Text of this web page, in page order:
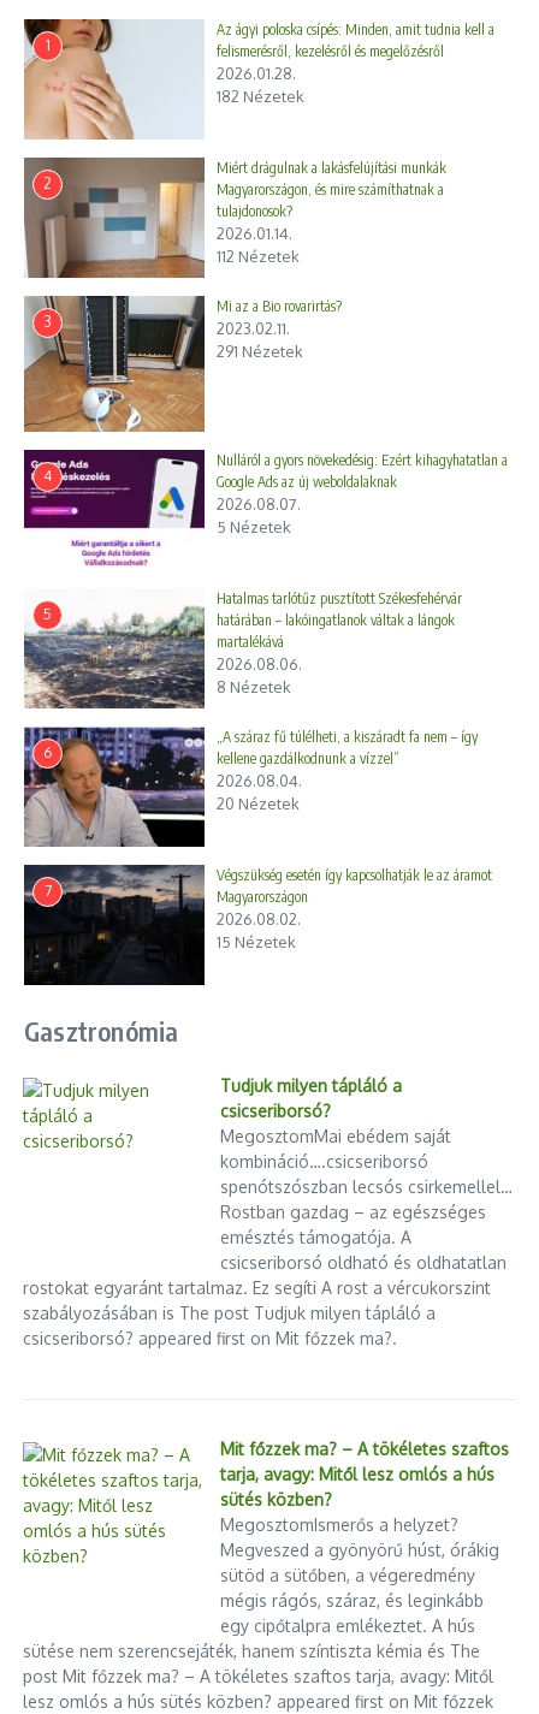
1
Az ágyi poloska csípés: Minden, amit tudnia kell a
felismerésről, kezelésről és megelőzésről
2026.01.28.
182 Nézetek
2
Miért drágulnak a lakásfelújítási munkák
Magyarországon, és mire számíthatnak a
tulajdonosok?
2026.01.14.
112 Nézetek
3
Mi az a Bio rovarirtás?
2023.02.11.
291 Nézetek
4
Nulláról a gyors növekedésig: Ezért kihagyhatatlan a
Google Ads az új weboldalaknak
2026.08.07.
5 Nézetek
5
Hatalmas tarlótűz pusztított Székesfehérvár
határában – lakóingatlanok váltak a lángok
martalékává
2026.08.06.
8 Nézetek
6
„A száraz fű túlélheti, a kiszáradt fa nem – így
kellene gazdálkodnunk a vízzel”
2026.08.04.
20 Nézetek
7
Végszükség esetén így kapcsolhatják le az áramot
Magyarországon
2026.08.02.
15 Nézetek
Gasztronómia
Tudjuk milyen tápláló a
csicseriborsó?
MegosztomMai ebédem saját
kombináció….csicseriborsó
spenótszószban lecsós csirkemellel…
Rostban gazdag – az egészséges
emésztés támogatója. A
csicseriborsó oldható és oldhatatlan
rostokat egyaránt tartalmaz. Ez segíti A rost a vércukorszint
szabályozásában is The post Tudjuk milyen tápláló a
csicseriborsó? appeared first on Mit főzzek ma?.
Mit főzzek ma? – A tökéletes szaftos
tarja, avagy: Mitől lesz omlós a hús
sütés közben?
MegosztomIsmerős a helyzet?
Megveszed a gyönyörű húst, órákig
sütöd a sütőben, a végeredmény
mégis rágós, száraz, és leginkább
egy cipőtalpra emlékeztet. A hús
sütése nem szerencsejáték, hanem színtiszta kémia és The
post Mit főzzek ma? – A tökéletes szaftos tarja, avagy: Mitől
lesz omlós a hús sütés közben? appeared first on Mit főzzek